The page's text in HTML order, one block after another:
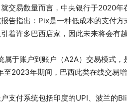
交易数量而言，中央银行于2020
告指出：Pix是一种低成本的支付
着许多巴西店家，因此未来将会有
属于账户到账户（A2A）交易模式
2023年期间，巴西此类在线交易增
支付系统包括印度的UPI、波兰的